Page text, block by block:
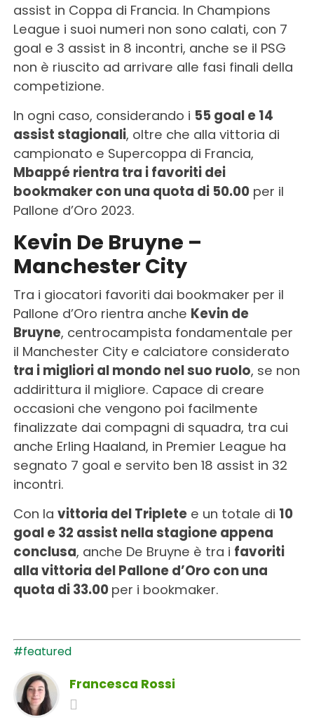
assist in Coppa di Francia. In Champions
League i suoi numeri non sono calati, con 7
goal e 3 assist in 8 incontri, anche se il PSG
non è riuscito ad arrivare alle fasi finali della
competizione.
In ogni caso, considerando i 55 goal e 14
assist stagionali, oltre che alla vittoria di
campionato e Supercoppa di Francia,
Mbappé rientra tra i favoriti dei
bookmaker con una quota di 50.00per il
Pallone d’Oro 2023.
Kevin De Bruyne –
Manchester City
Tra i giocatori favoriti dai bookmaker per il
Pallone d’Oro rientra anche Kevin de
Bruyne, centrocampista fondamentale per
il Manchester City e calciatore considerato
tra i migliori al mondo nel suo ruolo, se non
addirittura il migliore. Capace di creare
occasioni che vengono poi facilmente
finalizzate dai compagni di squadra, tra cui
anche Erling Haaland, in Premier League ha
segnato 7 goal e servito ben 18 assist in 32
incontri.
Con la vittoria del Tripletee un totale di 10
goal e 32 assist nella stagione appena
conclusa, anche De Bruyne è tra i favoriti
alla vittoria del Pallone d’Oro con una
quota di 33.00 per i bookmaker.
#featured
Francesca Rossi